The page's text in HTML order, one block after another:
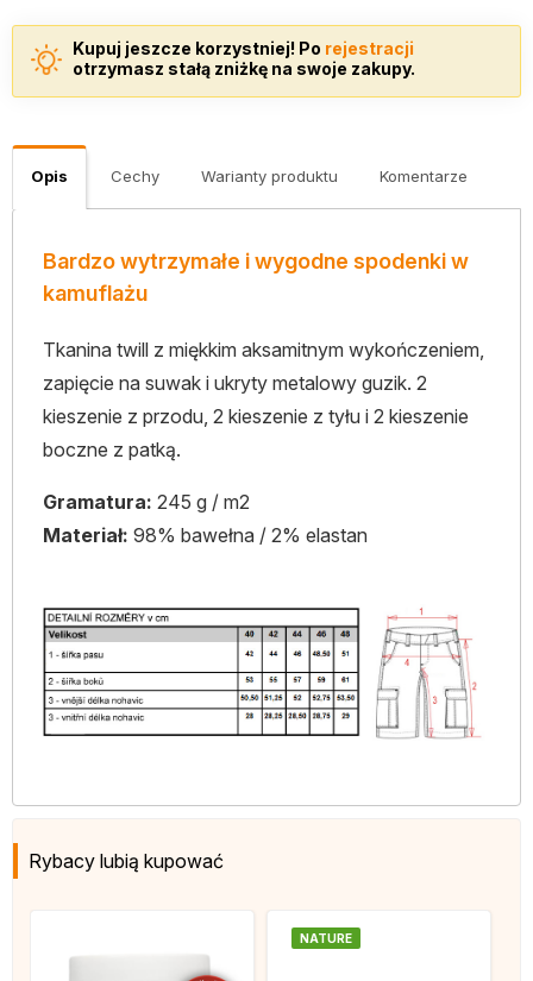
Kupuj jeszcze korzystniej! Po rejestracji
otrzymasz stałą zniżkę na swoje zakupy.
Opis Cechy Warianty produktu Komentarze
Bardzo wytrzymałe i wygodne spodenki w
kamuflażu
Tkanina twill z miękkim aksamitnym wykończeniem,
zapięcie na suwak i ukryty metalowy guzik. 2
kieszenie z przodu, 2 kieszenie z tyłu i 2 kieszenie
boczne z patką.
Gramatura: 245 g / m2
Materiał: 98% bawełna / 2% elastan
Rybacy lubią kupować
NATURE